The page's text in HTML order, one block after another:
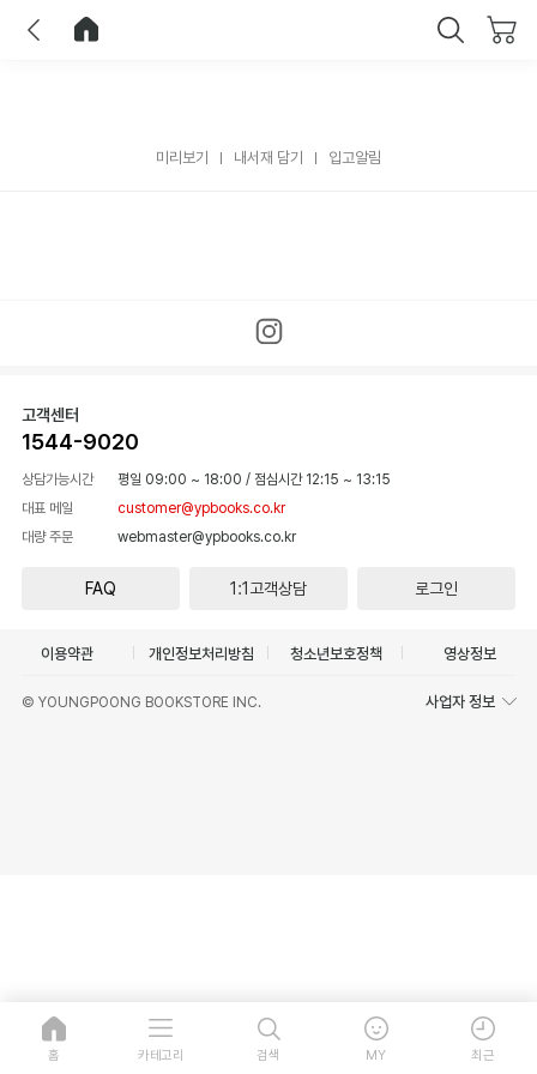
미리보기 내서재 담기 입고알림
고객센터
1544-9020
상담가능시간 평일 09:00 ~ 18:00 / 점심시간 12:15 ~ 13:15
대표 메일
customer@ypbooks.co.kr
대량 주문
webmaster@ypbooks.co.kr
FAQ 1:1고객상담 로그인
이용약관 개인정보처리방침 청소년보호정책 영상정보
© YOUNGPOONG BOOKSTORE INC. 사업자 정보
홈 카테고리 검색 MY 최근